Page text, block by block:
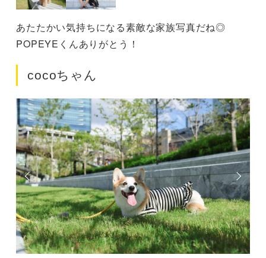
あたたかい気持ちになる素敵な家族写真だね◎
POPEYEくんありがとう！
cocoちゃん